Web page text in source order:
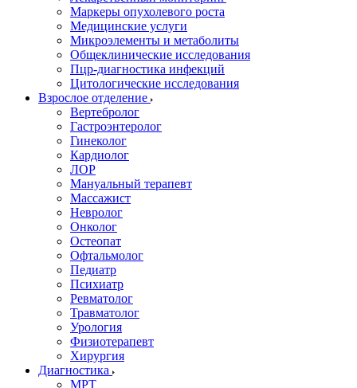
Маркеры опухолевого роста
Медицинские услуги
Микроэлементы и метаболиты
Общеклинические исследования
Пцр-диагностика инфекций
Цитологические исследования
Взрослое отделение
Вертебролог
Гастроэнтеролог
Гинеколог
Кардиолог
ЛОР
Мануальный терапевт
Массажист
Невролог
Онколог
Остеопат
Офтальмолог
Педиатр
Психиатр
Ревматолог
Травматолог
Урология
Физиотерапевт
Хирургия
Диагностика
МРТ